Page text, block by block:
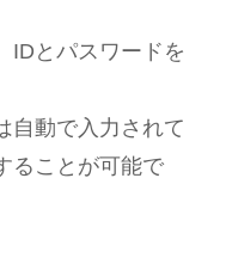
IDとパスワードを
自動で入力されて
ることが可能で